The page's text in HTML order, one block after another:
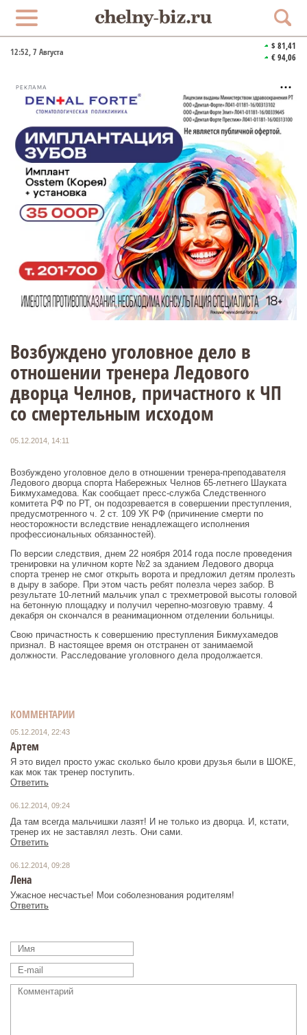
12:52, 7 Августа
$ 81,41
€ 94,06
РЕКЛАМА
Возбуждено уголовное дело в
отношении тренера Ледового
дворца Челнов, причастного к ЧП
со смертельным исходом
05.12.2014, 14:11
Возбуждено уголовное дело в отношении тренера-преподавателя
Ледового дворца спорта Набережных Челнов 65-летнего Шауката
Бикмухамедова. Как сообщает пресс-служба Следственного
комитета РФ по РТ, он подозревается в совершении преступления,
предусмотренного ч. 2 ст. 109 УК РФ (причинение смерти по
неосторожности вследствие ненадлежащего исполнения
профессиональных обязанностей).
По версии следствия, днем 22 ноября 2014 года после проведения
тренировки на уличном корте №2 за зданием Ледового дворца
спорта тренер не смог открыть ворота и предложил детям пролезть
в дыру в заборе. При этом часть ребят полезла через забор. В
результате 10-летний мальчик упал с трехметровой высоты головой
на бетонную площадку и получил черепно-мозговую травму. 4
декабря он скончался в реанимационном отделении больницы.
Свою причастность к совершению преступления Бикмухамедов
признал. В настоящее время он отстранен от занимаемой
должности. Расследование уголовного дела продолжается.
КОММЕНТАРИИ
05.12.2014, 22:43
Артем
Я это видел просто ужас сколько было крови друзья были в ШОКЕ,
как мок так тренер поступить.
Ответить
06.12.2014, 09:24
Да там всегда мальчишки лазят! И не только из дворца. И, кстати,
тренер их не заставлял лезть. Они сами.
Ответить
06.12.2014, 09:28
Лена
Ужасное несчастье! Мои соболезнования родителям!
Ответить